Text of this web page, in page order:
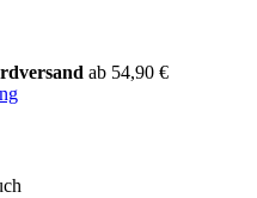
ab 54,90 €